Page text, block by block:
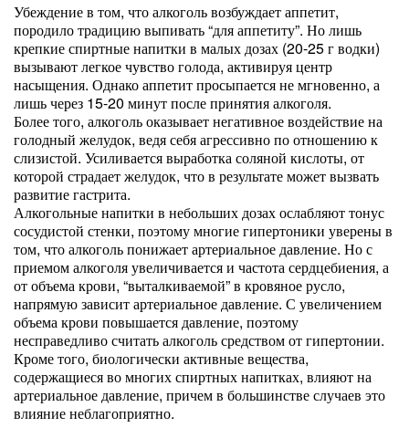
Убеждение в том, что алкоголь возбуждает аппетит,
породило традицию выпивать “для аппетиту”. Но лишь
крепкие спиртные напитки в малых дозах (20-25 г водки)
вызывают легкое чувство голода, активируя центр
насыщения. Однако аппетит просыпается не мгновенно, а
лишь через 15-20 минут после принятия алкоголя.
Более того, алкоголь оказывает негативное воздействие на
голодный желудок, ведя себя агрессивно по отношению к
слизистой. Усиливается выработка соляной кислоты, от
которой страдает желудок, что в результате может вызвать
развитие гастрита.
Алкогольные напитки в небольших дозах ослабляют тонус
сосудистой стенки, поэтому многие гипертоники уверены в
том, что алкоголь понижает артериальное давление. Но с
приемом алкоголя увеличивается и частота сердцебиения, а
от объема крови, “выталкиваемой” в кровяное русло,
напрямую зависит артериальное давление. С увеличением
объема крови повышается давление, поэтому
несправедливо считать алкоголь средством от гипертонии.
Кроме того, биологически активные вещества,
содержащиеся во многих спиртных напитках, влияют на
артериальное давление, причем в большинстве случаев это
влияние неблагоприятно.